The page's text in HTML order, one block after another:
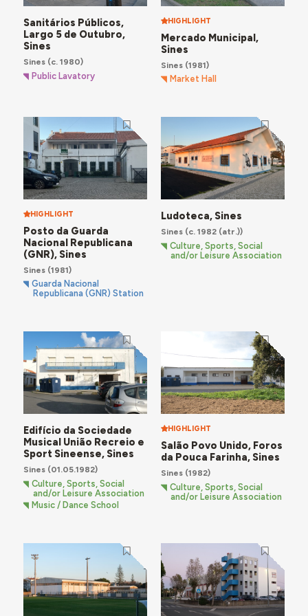
Sanitários Públicos,
Largo 5 de Outubro,
Sines
Sines(c. 1980)
Public Lavatory
HIGHLIGHT
Mercado Municipal,
Sines
Sines(1981)
Market Hall
HIGHLIGHT
Posto da Guarda
Nacional Republicana
(GNR), Sines
Sines(1981)
Guarda Nacional
Republicana (GNR) Station
Ludoteca, Sines
Sines(c. 1982 (atr.))
Culture, Sports, Social
and/or Leisure Association
Edifício da Sociedade
Musical União Recreio e
Sport Sineense, Sines
Sines(01.05.1982)
Culture, Sports, Social
and/or Leisure Association
Music / Dance School
HIGHLIGHT
Salão Povo Unido, Foros
da Pouca Farinha, Sines
Sines(1982)
Culture, Sports, Social
and/or Leisure Association